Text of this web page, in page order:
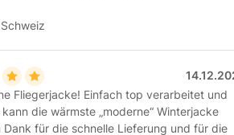
Fliegerjacke! Einfach top verarbeitet und
die wärmste „moderne“ Winterjacke
Dank für die schnelle Lieferung und für die